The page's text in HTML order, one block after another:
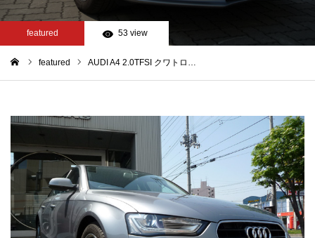
featured 53 view
featured AUDI A4 2.0TFSI クワトロ…
お問い合わせ